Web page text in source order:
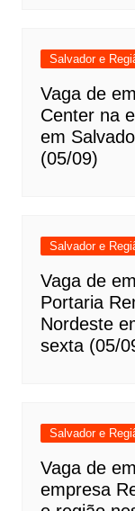
Salvador e
Vaga de
Center na
em
(05/09)
Salvador e
Vaga de
Portaria
Nordeste
sexta (05/
Salvador e
Vaga de
empresa